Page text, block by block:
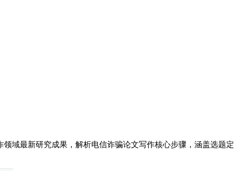
域最新研究成果，解析电信诈骗论文写作核心步骤，涵盖选题定